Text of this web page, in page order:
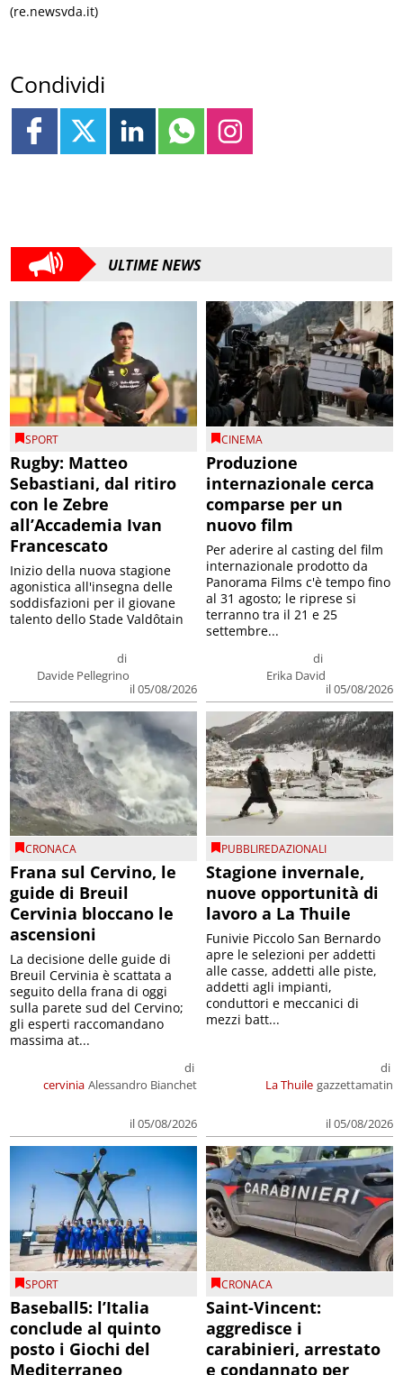
(re.newsvda.it)
Condividi
ULTIME NEWS
SPORT
Rugby: Matteo
Sebastiani, dal ritiro
con le Zebre
all’Accademia Ivan
Francescato
di
Davide Pellegrino
il 05/08/2026
Inizio della nuova stagione
agonistica all'insegna delle
soddisfazioni per il giovane
talento dello Stade Valdôtain
CINEMA
Produzione
internazionale cerca
comparse per un
nuovo film
di
Erika David
il 05/08/2026
Per aderire al casting del film
internazionale prodotto da
Panorama Films c'è tempo fino
al 31 agosto; le riprese si
terranno tra il 21 e 25
settembre...
CRONACA
Frana sul Cervino, le
guide di Breuil
Cervinia bloccano le
ascensioni
cervinia
di
Alessandro Bianchet
il 05/08/2026
La decisione delle guide di
Breuil Cervinia è scattata a
seguito della frana di oggi
sulla parete sud del Cervino;
gli esperti raccomandano
massima at...
PUBBLIREDAZIONALI
Stagione invernale,
nuove opportunità di
lavoro a La Thuile
La Thuile
di
gazzettamatin
il 05/08/2026
Funivie Piccolo San Bernardo
apre le selezioni per addetti
alle casse, addetti alle piste,
addetti agli impianti,
conduttori e meccanici di
mezzi batt...
SPORT
Baseball5: l’Italia
conclude al quinto
posto i Giochi del
Mediterraneo
CRONACA
Saint-Vincent:
aggredisce i
carabinieri, arrestato
e condannato per